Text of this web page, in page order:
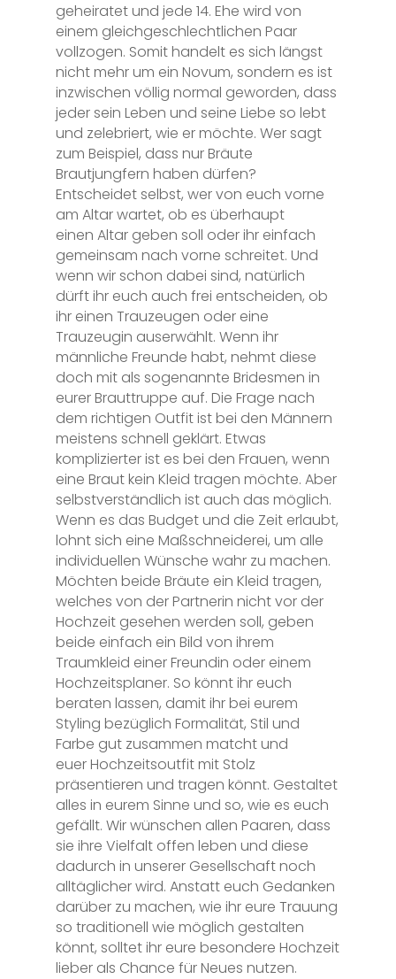
geheiratet und jede 14. Ehe wird von
einem gleichgeschlechtlichen Paar
vollzogen. Somit handelt es sich längst
nicht mehr um ein Novum, sondern es ist
inzwischen völlig normal geworden, dass
jeder sein Leben und seine Liebe so lebt
und zelebriert, wie er möchte. Wer sagt
zum Beispiel, dass nur Bräute
Brautjungfern haben dürfen?
Entscheidet selbst, wer von euch vorne
am Altar wartet, ob es überhaupt
einen Altar geben soll oder ihr einfach
gemeinsam nach vorne schreitet. Und
wenn wir schon dabei sind, natürlich
dürft ihr euch auch frei entscheiden, ob
ihr einen Trauzeugen oder eine
Trauzeugin auserwählt. Wenn ihr
männliche Freunde habt, nehmt diese
doch mit als sogenannte Bridesmen in
eurer Brauttruppe auf. Die Frage nach
dem richtigen Outfit ist bei den Männern
meistens schnell geklärt. Etwas
komplizierter ist es bei den Frauen, wenn
eine Braut kein Kleid tragen möchte. Aber
selbstverständlich ist auch das möglich.
Wenn es das Budget und die Zeit erlaubt,
lohnt sich eine Maßschneiderei, um alle
individuellen Wünsche wahr zu machen.
Möchten beide Bräute ein Kleid tragen,
welches von der Partnerin nicht vor der
Hochzeit gesehen werden soll, geben
beide einfach ein Bild von ihrem
Traumkleid einer Freundin oder einem
Hochzeitsplaner. So könnt ihr euch
beraten lassen, damit ihr bei eurem
Styling bezüglich Formalität, Stil und
Farbe gut zusammen matcht und
euerHochzeitsoutfit mit Stolz
präsentieren und tragen könnt. Gestaltet
alles in eurem Sinne und so, wie es euch
gefällt. Wir wünschen allen Paaren, dass
sie ihre Vielfalt offen leben und diese
dadurch in unserer Gesellschaft noch
alltäglicher wird. Anstatt euch Gedanken
darüber zu machen, wie ihr eure Trauung
so traditionell wie möglich gestalten
könnt, solltet ihr eure besondere Hochzeit
lieber als Chance für Neues nutzen.